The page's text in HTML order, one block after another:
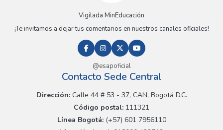
Vigilada MinEducación
¡Te invitamos a dejar tus comentarios en nuestros canales oficiales!
@esapoficial
Contacto Sede Central
Dirección:Calle 44 # 53 - 37, CAN, Bogotá D.C.
Código postal: 111321
Línea Bogotá:(+57) 601 7956110